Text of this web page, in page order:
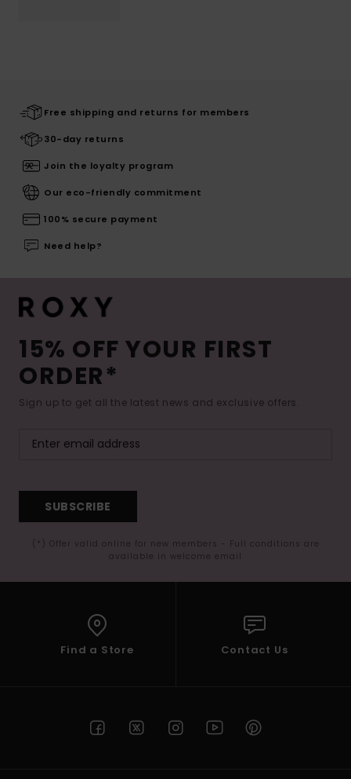
Free shipping and returns for members
30-day returns
Join the loyalty program
Our eco-friendly commitment
100% secure payment
Need help?
15% OFF YOUR FIRST
ORDER*
Sign up to get all the latest news and exclusive offers.
SUBSCRIBE
(*) Offer valid online for new members - Full conditions are
available in welcome email
Find a Store Contact Us